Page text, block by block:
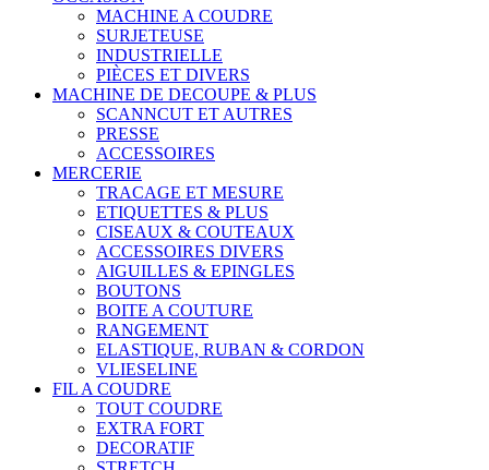
MACHINE A COUDRE
SURJETEUSE
INDUSTRIELLE
PIÈCES ET DIVERS
MACHINE DE DECOUPE & PLUS
SCANNCUT ET AUTRES
PRESSE
ACCESSOIRES
MERCERIE
TRACAGE ET MESURE
ETIQUETTES & PLUS
CISEAUX & COUTEAUX
ACCESSOIRES DIVERS
AIGUILLES & EPINGLES
BOUTONS
BOITE A COUTURE
RANGEMENT
ELASTIQUE, RUBAN & CORDON
VLIESELINE
FIL A COUDRE
TOUT COUDRE
EXTRA FORT
DECORATIF